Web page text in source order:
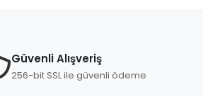
Güvenli Alışveriş
256-bit SSL ile güvenli ödeme